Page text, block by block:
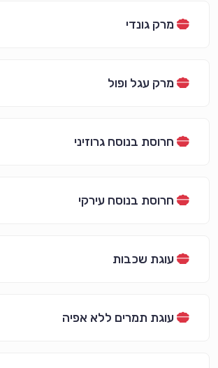
מרק גונדי
מרק עגל ופול
חרוסת בנוסח גרוזיני
חרוסת בנוסח עירקי
עוגת שכבות
עוגת תמרים ללא אפיה